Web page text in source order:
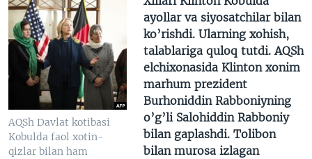
AQSh Davlat kotibasi
Kobulda faol xotin-
qizlar bilan ham
ayollar va siyosatchilar bilan
ko’rishdi. Ularning xohish,
talablariga quloq tutdi. AQSh
elchixonasida Klinton xonim
marhum prezident
Burhoniddin Rabboniyning
o’g’li Salohiddin Rabboniy
bilan gaplashdi. Tolibon
bilan murosa izlagan